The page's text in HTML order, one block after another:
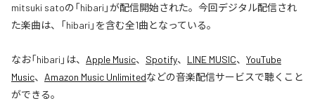
mitsuki satoの「hibari」が配信開始された。今回デジタル配信され
た楽曲は、「hibari」を含む全1曲となっている。
なお「hibari 」は、 Apple Music、 Spotify、 LINE MUSIC、 YouTube
Music、 Amazon Music Unlimitedなどの音楽配信サービスで聴くこと
ができる。